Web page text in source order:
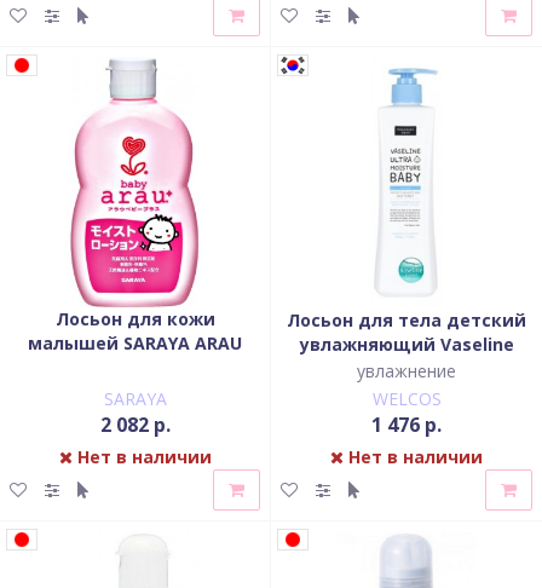
Лосьон для кожи
малышей SARAYA ARAU
SARAYA
2 082 р.
Нет в наличии
Лосьон для тела детский
увлажняющий Vaseline
Ultra Moisture Baby Lotion
увлажнение
WELCOS
1 476 р.
Нет в наличии